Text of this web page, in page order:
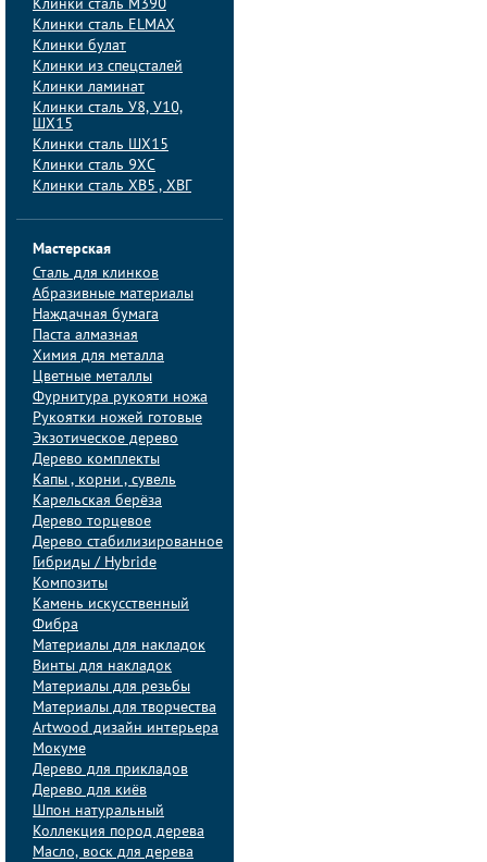
Клинки сталь M390
Клинки сталь ELMAX
Клинки булат
Клинки из спецсталей
Клинки ламинат
Клинки сталь У8, У10,
ШХ15
Клинки сталь ШХ15
Клинки сталь 9ХС
Клинки сталь ХВ5 , ХВГ
Мастерская
Сталь для клинков
Абразивные материалы
Наждачная бумага
Паста алмазная
Химия для металла
Цветные металлы
Фурнитура рукояти ножа
Рукоятки ножей готовые
Экзотическое дерево
Дерево комплекты
Капы , корни , сувель
Карельская берёза
Дерево торцевое
Дерево стабилизированное
Гибриды / Hybride
Композиты
Камень искусственный
Фибра
Материалы для накладок
Винты для накладок
Материалы для резьбы
Материалы для творчества
Artwood дизайн интерьера
Мокуме
Дерево для прикладов
Дерево для киёв
Шпон натуральный
Коллекция пород дерева
Масло, воск для дерева